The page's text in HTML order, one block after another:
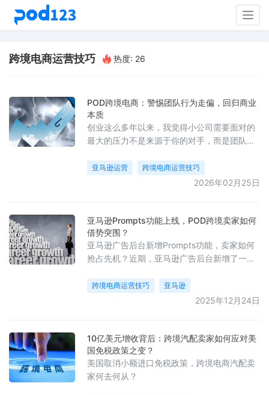
跨境电商运营技巧 热度: 26
POD跨境电商：警惕团队行为走偏，回归商业
本质
创业这么多年以来，我觉得小公司需要面对的
最大的压力不是来源于你的对手，而是团队行
怎么干翻对手，自己一个人吃掉所有份额的时
候，代表你已经开始走偏了。你没有把时间和
蔚来这家公司，很少跟友商打嘴炮，也不会抬
高自己、贬低别人，而是坚持做好产品、服务
好用户。坚持全
亚马逊运营 跨境电商运营技巧
2026年02月25日
亚马逊Prompts功能上线，POD跨境卖家如何
借势突围？
亚马逊广告后台新增Prompts功能，卖家如何
抢占先机？近期，亚马逊广告后台新增了一项
跨境电商卖家来说意义重大，预示着平台流量
跨境电商运营技巧 亚马逊
2025年12月24日
10亿美元增收背后：跨境汽配卖家如何应对美
国免税政策之变？
美国取消小额进口免税政策，跨境电商汽配卖
家何去何从？